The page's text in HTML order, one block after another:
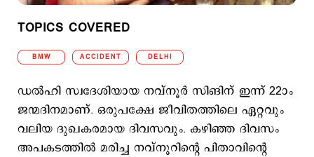
TOPICS COVERED
BMW ACCIDENT DELHI
ഡല്‍ഹി സ്വദേശിയായ നവ്‌നൂർ സിങിന് ഇന്ന് 22ാം
ജന്മദിനമാണ്. ഒരുപക്ഷേ ജീവിതത്തിലെ ഏറ്റവും
വലിയ ദുഖകരമായ ദിവസവും. കഴിഞ്ഞ ദിവസം
അപകടത്തില്‍ മരിച്ച നവ്നൂറിന്‍റെ പിതാവിന്‍റെ